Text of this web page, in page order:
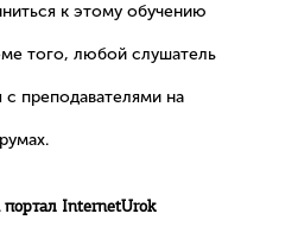
к этому обучению
того, любой слушатель
преподавателями на
портал InternetUrok